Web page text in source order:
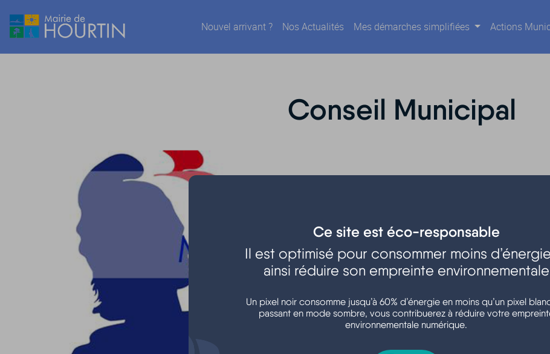
Nouvel arrivant ? Nos Actualités Mes démarches simplifiées Actions
Conseil Municipal
Ce site est éco-responsable
Il est optimisé pour consommer moins
ainsi réduire son empreinte environnementale
Un pixel noir consomme jusqu’à 60% d’énergie en moins qu’un pixel
passant en mode sombre, vous contribuerez à réduire votre
environnementale numérique.